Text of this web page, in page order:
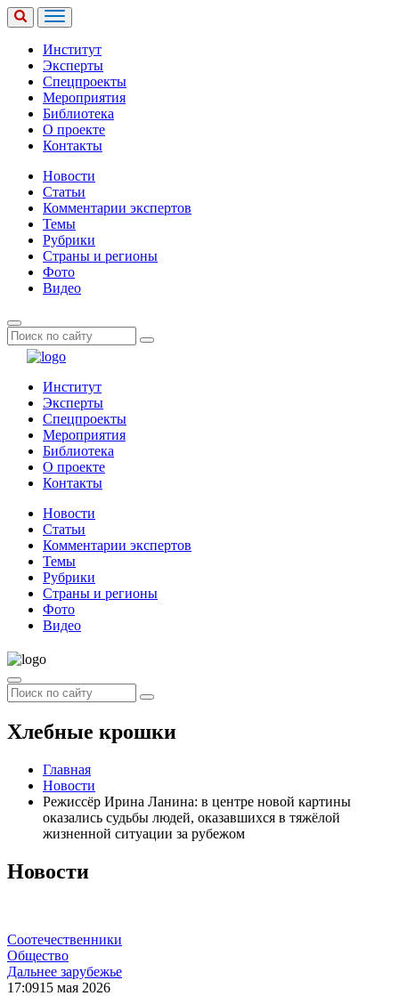
Институт
Эксперты
Спецпроекты
Мероприятия
Библиотека
О проекте
Контакты
Новости
Статьи
Комментарии экспертов
Темы
Рубрики
Страны и регионы
Фото
Видео
Институт
Эксперты
Спецпроекты
Мероприятия
Библиотека
О проекте
Контакты
Новости
Статьи
Комментарии экспертов
Темы
Рубрики
Страны и регионы
Фото
Видео
Хлебные крошки
Главная
Новости
Режиссёр Ирина Ланина: в центре новой картины
оказались судьбы людей, оказавшихся в тяжёлой
жизненной ситуации за рубежом
Новости
Соотечественники
Общество
Дальнее зарубежье
17:0915 мая 2026